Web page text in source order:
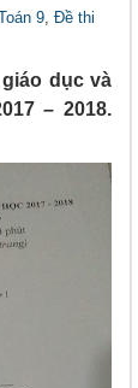
9, Đề thi
dục và
– 2018.